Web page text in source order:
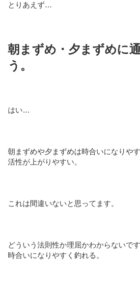
とりあえず…
朝まずめ・夕まずめに
う。
はい…
朝まずめや夕まずめは時合いになりや
活性が上がりやすい。
これは間違いないと思ってます。
どういう法則性か理屈かわからないで
時合いになりやすく釣れる。